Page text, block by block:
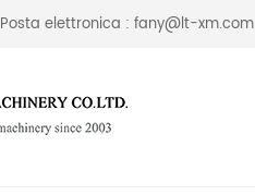
Posta elettronica : fany@lt-xm.com